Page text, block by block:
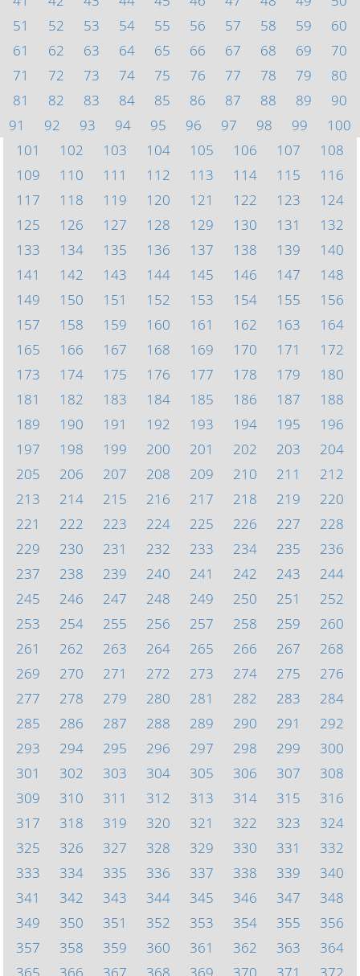
51
52 53 54 55 56 57 58 59
60
61
62 63 64 65 66 67 68 69
70
71
72 73 74 75 76 77 78 79
80
81
82 83 84 85 86 87 88 89
90
91
92 93 94 95 96 97 98 99
100
101
102 103 104 105 106 107
108
109
110 111 112 113 114 115
116
117
118 119 120 121 122 123
124
125
126 127 128 129 130 131
132
133
134 135 136 137 138 139
140
141
142 143 144 145 146 147
148
149
150 151 152 153 154 155
156
157
158 159 160 161 162 163
164
165
166 167 168 169 170 171
172
173
174 175 176 177 178 179
180
181
182 183 184 185 186 187
188
189
190 191 192 193 194 195
196
197
198 199 200 201 202 203
204
205
206 207 208 209 210 211
212
213
214 215 216 217 218 219
220
221
222 223 224 225 226 227
228
229
230 231 232 233 234 235
236
237
238 239 240 241 242 243
244
245
246 247 248 249 250 251
252
253
254 255 256 257 258 259
260
261
262 263 264 265 266 267
268
269
270 271 272 273 274 275
276
277
278 279 280 281 282 283
284
285
286 287 288 289 290 291
292
293
294 295 296 297 298 299
300
301
302 303 304 305 306 307
308
309
310 311 312 313 314 315
316
317
318 319 320 321 322 323
324
325
326 327 328 329 330 331
332
333
334 335 336 337 338 339
340
341
342 343 344 345 346 347
348
349
350 351 352 353 354 355
356
357
358 359 360 361 362 363
364